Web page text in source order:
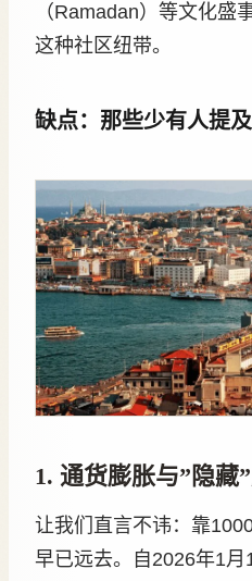
（Ramadan）等文化盛
这种社区纽带。
缺点：那些少有人提
1. 通货膨胀与”隐藏
让我们直言不讳：靠
早已远去。自2026年1